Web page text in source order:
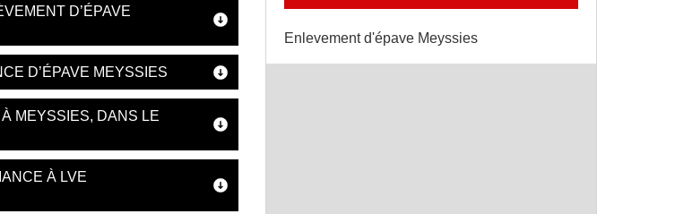
D’ÉPAVE
D’ÉPAVE MEYSSIES
MEYSSIES, DANS LE
À LVE
Enlevement d'épave Meyssies